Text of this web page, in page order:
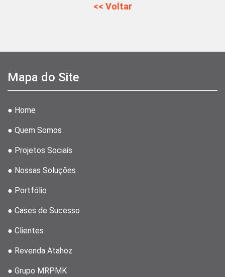
<< Voltar
Mapa do Site
● Home
● Quem Somos
● Projetos Sociais
● Nossas Soluções
● Portfólio
● Cases de Sucesso
● Clientes
● Revenda Atahoz
● Grupo MRPMK